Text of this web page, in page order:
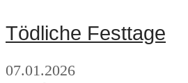
Tödliche Festtage
07.01.2026